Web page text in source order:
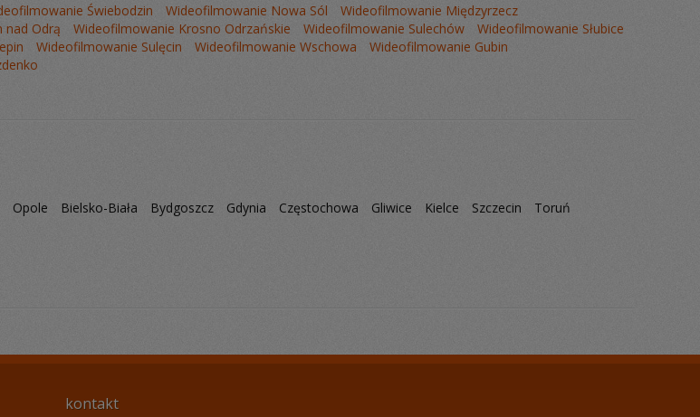
Świebodzin Wideofilmowanie Nowa Sól
Wideofilmowanie Międzyrzecz
nad Odrą Wideofilmowanie Krosno Odrzańskie Wideofilmowanie Sulechów
Wideofilmowanie Słubice
Wideofilmowanie Sulęcin Wideofilmowanie Wschowa
Wideofilmowanie Gubin
Opole Bielsko-Biała Bydgoszcz Gdynia Częstochowa Gliwice Kielce Szczecin
Toruń
kontakt